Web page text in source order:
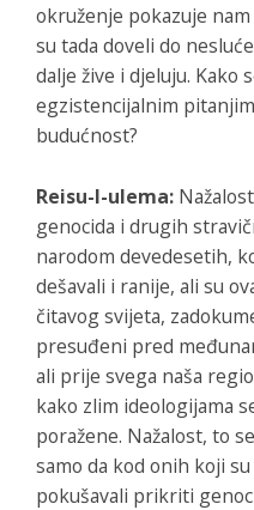
okruženje pokazuje
su tada doveli do
dalje žive i djeluju. Kako
egzistencijalnim
budućnost?
Reisu-l-ulema:
genocida i drugih
narodom devedesetih,
dešavali i ranije, ali su
čitavog svijeta,
presuđeni pred
ali prije svega naša
kako zlim ideologijama
poražene. Nažalost, to
samo da kod onih koji
pokušavali prikriti